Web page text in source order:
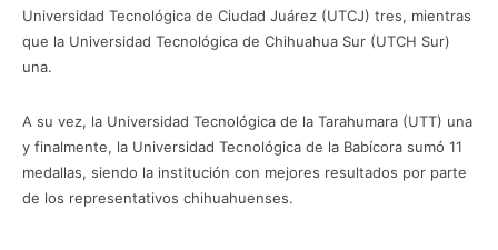
Universidad Tecnológica de Ciudad Juárez (UTCJ) tres, mientras
que la Universidad Tecnológica de Chihuahua Sur (UTCH Sur)
una.
A su vez, la Universidad Tecnológica de la Tarahumara (UTT) una
y finalmente, la Universidad Tecnológica de la Babícora sumó 11
medallas, siendo la institución con mejores resultados por parte
de los representativos chihuahuenses.